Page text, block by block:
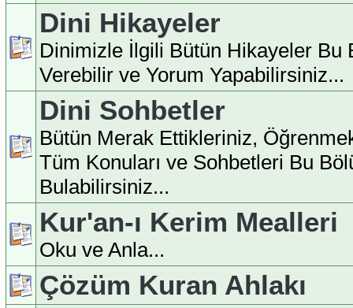
Dini Hikayeler
Dinimizle İlgili Bütün Hikayeler Bu
Verebilir ve Yorum Yapabilirsiniz...
Dini Sohbetler
Bütün Merak Ettikleriniz,
Tüm Konuları ve Sohbetleri Bu
Bulabilirsiniz...
Kur'an-ı Kerim Mealleri
Oku ve Anla...
Çözüm Kuran Ahlakı